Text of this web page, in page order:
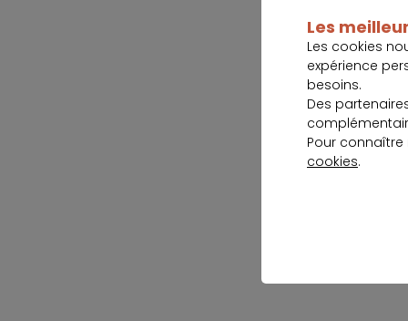
Les
Les cookies
expérience
besoins.
Des
Pour
cookies.